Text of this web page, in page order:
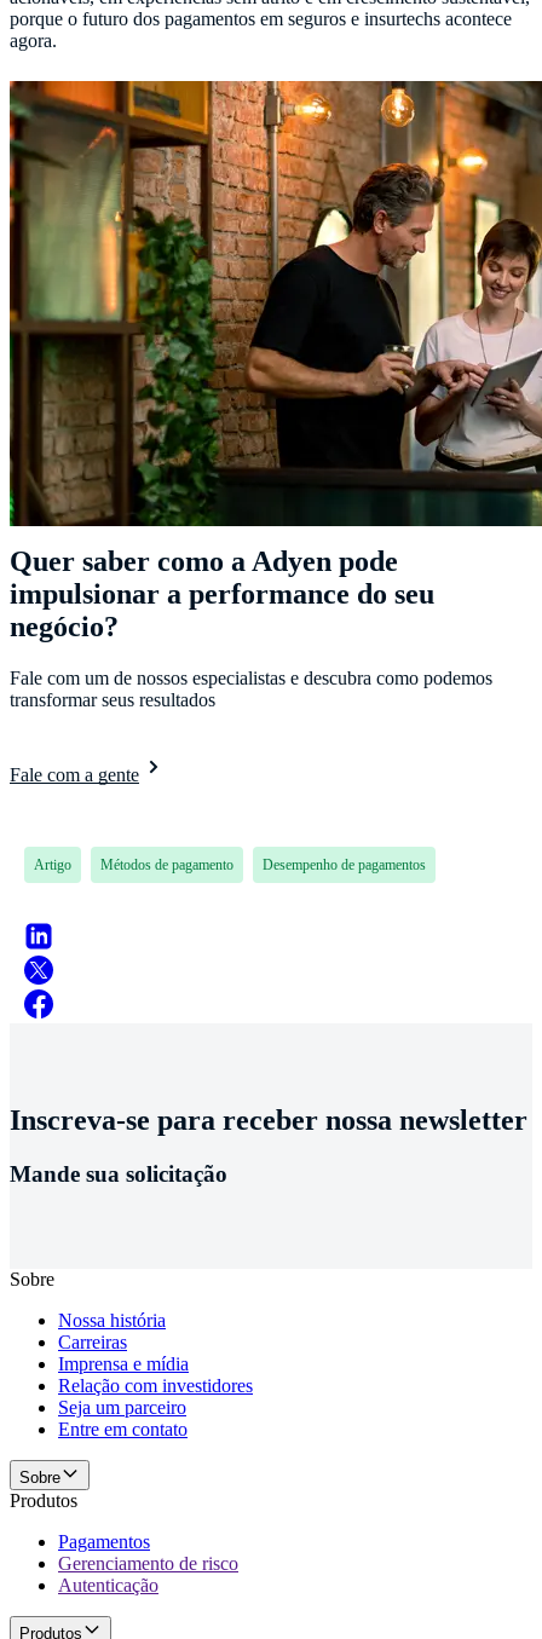
porque o futuro dos pagamentos em seguros e insurtechs acontece
agora.
Quer saber como a Adyen pode
impulsionar a performance do seu
negócio?
Fale com um de nossos especialistas e descubra como podemos
transformar seus resultados
Fale com a gente
Artigo Métodos de pagamento Desempenho de pagamentos
Inscreva-se para receber nossa newsletter
Mande sua solicitação
Sobre
Nossa história
Carreiras
Imprensa e mídia
Relação com investidores
Seja um parceiro
Entre em contato
Sobre
Produtos
Pagamentos
Gerenciamento de risco
Autenticação
Produtos